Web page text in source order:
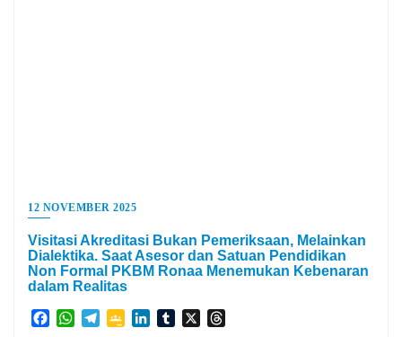
12 NOVEMBER 2025
Visitasi Akreditasi Bukan Pemeriksaan, Melainkan
Dialektika. Saat Asesor dan Satuan Pendidikan
Non Formal PKBM Ronaa Menemukan Kebenaran
dalam Realitas
FacebookWhatsApp
TelegramGoogleLinkedInTumblr
X